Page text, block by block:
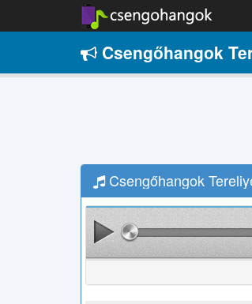
Csengőhangok
Csengőhangok